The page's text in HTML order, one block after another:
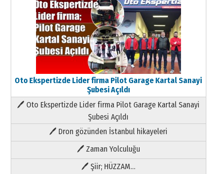
Oto Ekspertizde Lider firma Pilot Garage Kartal Sanayi
Şubesi Açıldı
🖊 Oto Ekspertizde Lider firma Pilot Garage Kartal Sanayi
Şubesi Açıldı
🖊 Dron gözünden İstanbul hikayeleri
🖊 Zaman Yolculuğu
🖊 Şiir; HÜZZAM…